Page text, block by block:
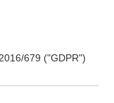
679 ("GDPR")